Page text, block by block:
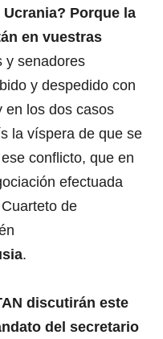
Porque la
en vuestras
y senadores
y despedido con
en los dos casos
la víspera de que se
conflicto, que en
efectuada
de
.
discutirán este
del secretario